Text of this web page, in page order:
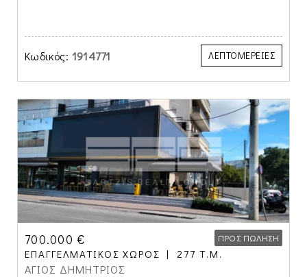
Κωδικός: 1914771 ΛΕΠΤΟΜΕΡΕΙΕΣ
700.000 € ΠΡΟΣ ΠΏΛΗΣΗ
ΕΠΑΓΓΕΛΜΑΤΙΚΌΣ ΧΏΡΟΣ 277 Τ.Μ.
ΑΓΙΟΣ ΔΗΜΗΤΡΙΟΣ